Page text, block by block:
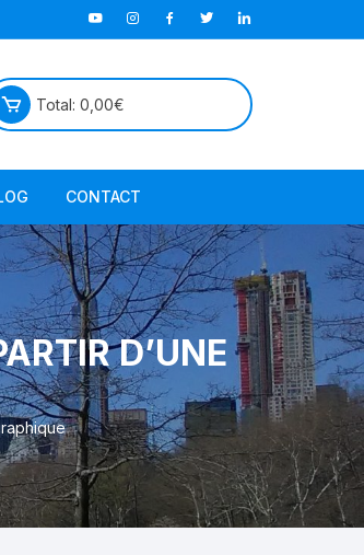
Total: 0,00€
TutorielGeo
CONTACT
D’UNE